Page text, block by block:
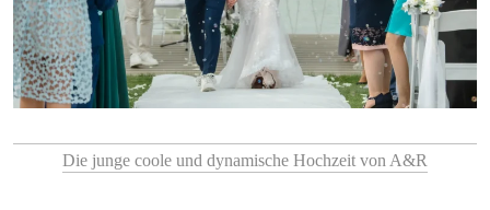
Die junge coole und dynamische Hochzeit von A&R